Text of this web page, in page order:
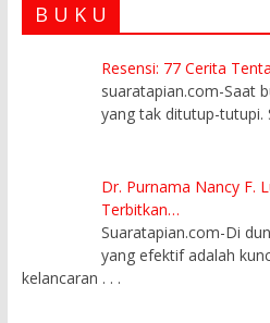
B U K U
Resensi: 77 Cerita
suaratapian.com-Saat
yang tak ditutup-tutupi.
Dr. Purnama Nancy F.
Terbitkan…
Suaratapian.com-Di
yang efektif adalah
kelancaran . . .